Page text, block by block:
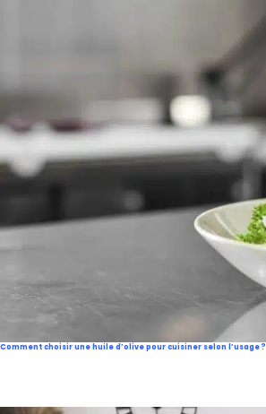
Comment choisir une huile d’olive pour cuisiner selon l’usage ?